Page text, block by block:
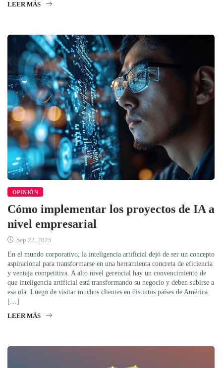
LEER MÁS
OPINIÓN
Cómo implementar los proyectos de IA a
nivel empresarial
Sep 22, 2025
En el mundo corporativo, la inteligencia artificial dejó de ser un concepto
aspiracional para transformarse en una herramienta concreta de eficiencia
y ventaja competitiva. A alto nivel gerencial hay un convencimiento de
que inteligencia artificial está transformando su negocio y deben subirse a
esa ola. Luego de visitar muchos clientes en distintos países de América
[…]
LEER MÁS